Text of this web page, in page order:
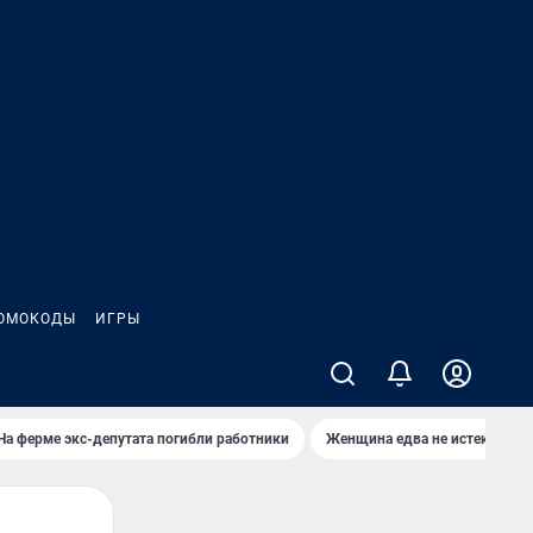
ИГРЫ
ферме экс-депутата погибли работники Женщина едва не истекла